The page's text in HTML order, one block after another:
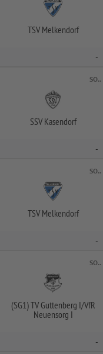
TSV Melkendorf
-
SO..
SSV Kasendorf
-
SO..
TSV Melkendorf
-
SO..
(SG1) TV Guttenberg I/VfR
Neuensorg I
-